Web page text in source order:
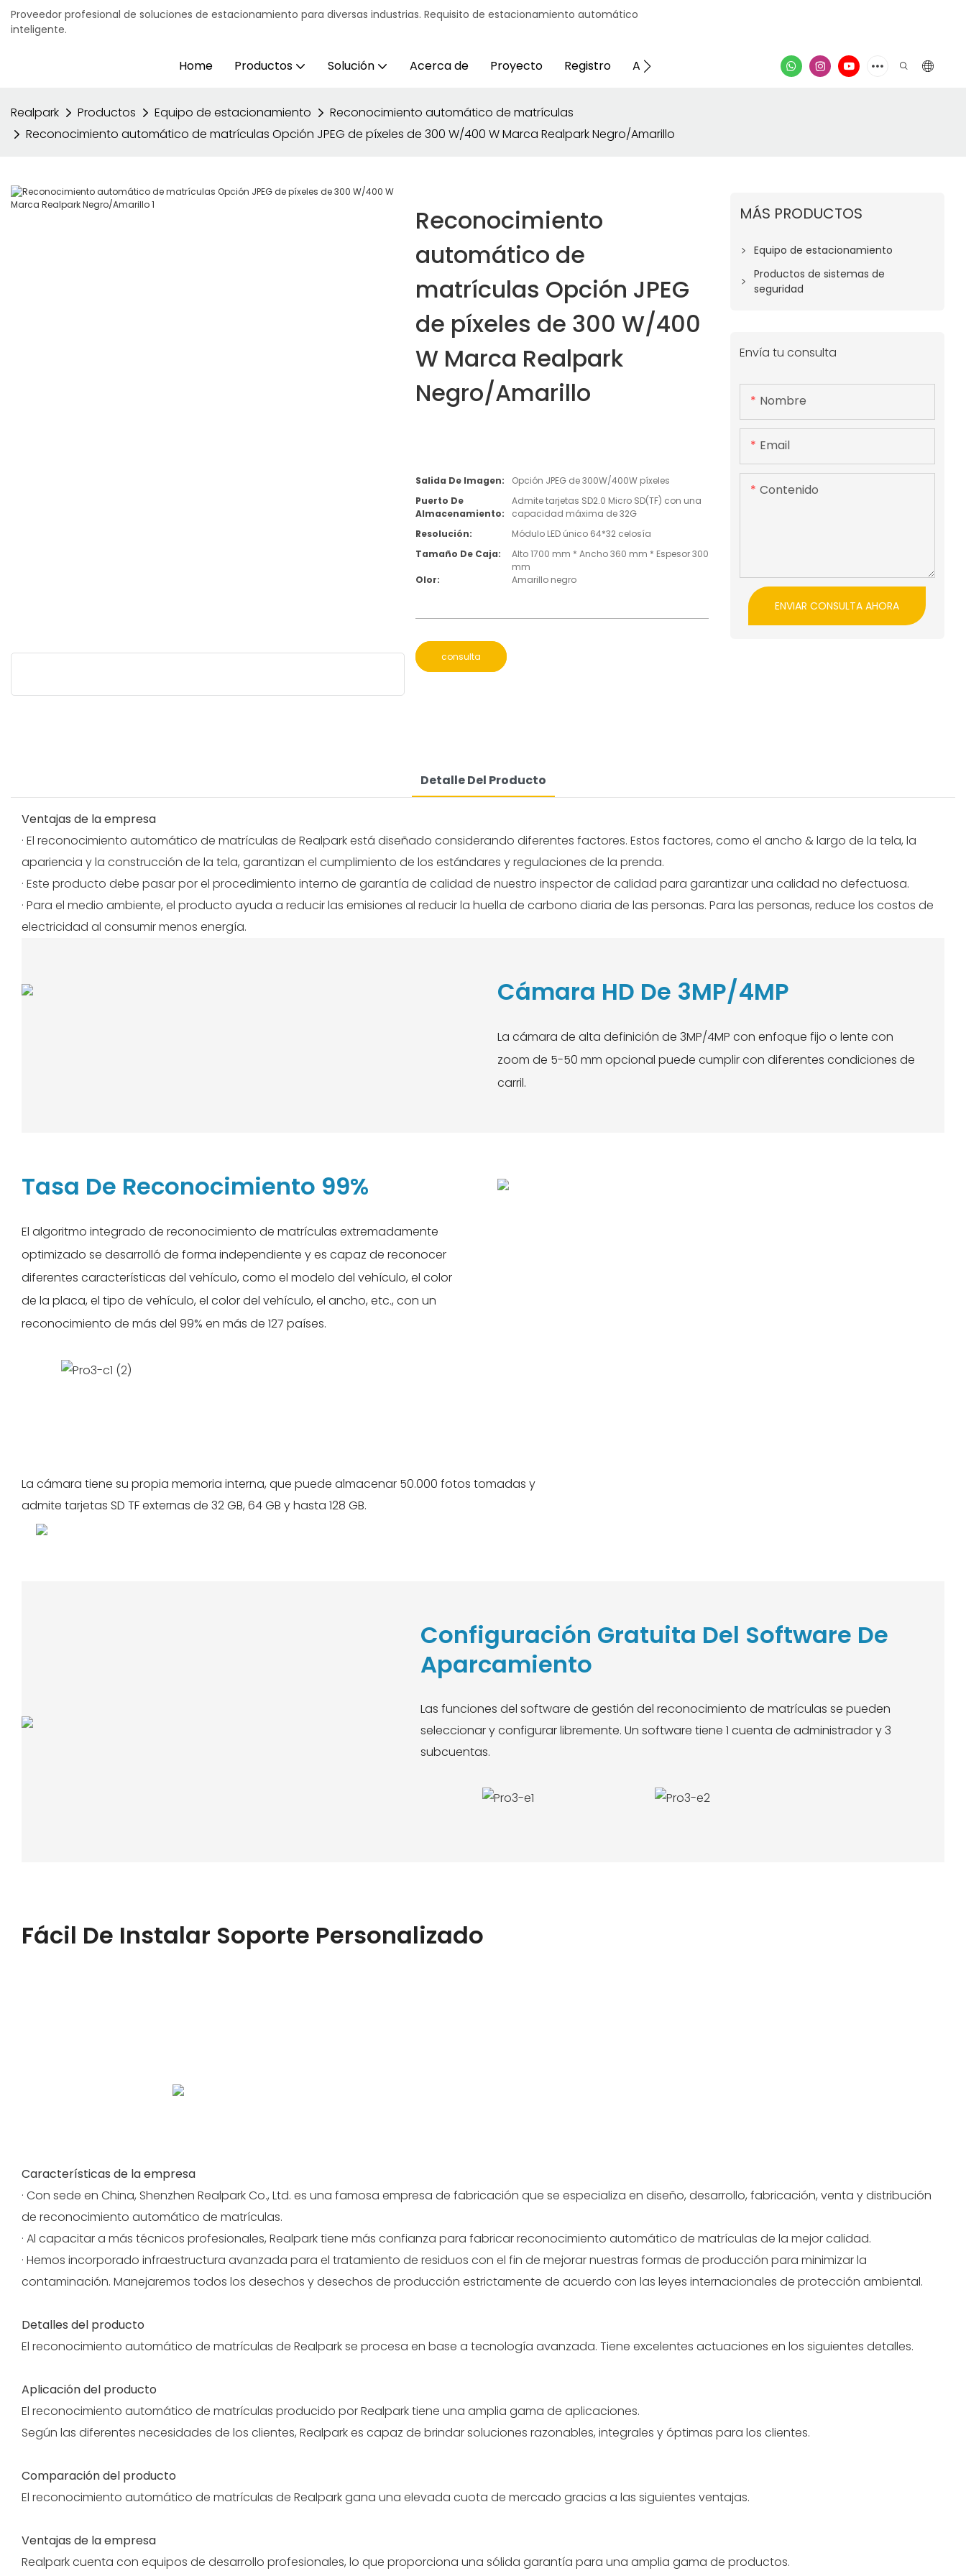
Proveedor profesional de soluciones de estacionamiento para diversas industrias. Requisito de estacionamiento automático
inteligente.
Home Productos Solución Acerca de Proyecto Registro Apoyo video
Realpark Productos Equipo de estacionamiento
Reconocimiento automático de matrículas
Reconocimiento automático de matrículas Opción JPEG de píxeles de 300 W/400 W Marca Realpark Negro/Amarillo
Reconocimiento
automático de
matrículas Opción JPEG
de píxeles de 300 W/400
W Marca Realpark
Negro/Amarillo
Salida De Imagen:
Opción JPEG de 300W/400W píxeles
Puerto De
Almacenamiento:
Admite tarjetas SD2.0 Micro SD(TF) con una
capacidad máxima de 32G
Resolución:
Módulo LED único 64*32 celosía
Tamaño De Caja:
Alto 1700 mm * Ancho 360 mm * Espesor 300
mm
Olor:
Amarillo negro
consulta
MÁS PRODUCTOS
Equipo de estacionamiento
Productos de sistemas de
seguridad
Envía tu consulta
Nombre
Email
Contenido
ENVIAR CONSULTA AHORA
Detalle Del Producto
Ventajas de la empresa
· El reconocimiento automático de matrículas de Realpark está diseñado considerando diferentes factores. Estos factores, como el ancho & largo de la tela, la
apariencia y la construcción de la tela, garantizan el cumplimiento de los estándares y regulaciones de la prenda.
· Este producto debe pasar por el procedimiento interno de garantía de calidad de nuestro inspector de calidad para garantizar una calidad no defectuosa.
· Para el medio ambiente, el producto ayuda a reducir las emisiones al reducir la huella de carbono diaria de las personas. Para las personas, reduce los costos de
electricidad al consumir menos energía.
Cámara HD De 3MP/4MP
La cámara de alta definición de 3MP/4MP con enfoque fijo o lente con
zoom de 5-50 mm opcional puede cumplir con diferentes condiciones de
carril.
Tasa De Reconocimiento 99%
El algoritmo integrado de reconocimiento de matrículas extremadamente
optimizado se desarrolló de forma independiente y es capaz de reconocer
diferentes características del vehículo, como el modelo del vehículo, el color
de la placa, el tipo de vehículo, el color del vehículo, el ancho, etc., con un
reconocimiento de más del 99% en más de 127 países.
La cámara tiene su propia memoria interna, que puede almacenar 50.000 fotos tomadas y
admite tarjetas SD TF externas de 32 GB, 64 GB y hasta 128 GB.
Configuración Gratuita Del Software De
Aparcamiento
Las funciones del software de gestión del reconocimiento de matrículas se pueden
seleccionar y configurar libremente. Un software tiene 1 cuenta de administrador y 3
subcuentas.
Fácil De Instalar Soporte Personalizado
Características de la empresa
· Con sede en China, Shenzhen Realpark Co., Ltd. es una famosa empresa de fabricación que se especializa en diseño, desarrollo, fabricación, venta y distribución
de reconocimiento automático de matrículas.
· Al capacitar a más técnicos profesionales, Realpark tiene más confianza para fabricar reconocimiento automático de matrículas de la mejor calidad.
· Hemos incorporado infraestructura avanzada para el tratamiento de residuos con el fin de mejorar nuestras formas de producción para minimizar la
contaminación. Manejaremos todos los desechos y desechos de producción estrictamente de acuerdo con las leyes internacionales de protección ambiental.
Detalles del producto
El reconocimiento automático de matrículas de Realpark se procesa en base a tecnología avanzada. Tiene excelentes actuaciones en los siguientes detalles.
Aplicación del producto
El reconocimiento automático de matrículas producido por Realpark tiene una amplia gama de aplicaciones.
Según las diferentes necesidades de los clientes, Realpark es capaz de brindar soluciones razonables, integrales y óptimas para los clientes.
Comparación del producto
El reconocimiento automático de matrículas de Realpark gana una elevada cuota de mercado gracias a las siguientes ventajas.
Ventajas de la empresa
Realpark cuenta con equipos de desarrollo profesionales, lo que proporciona una sólida garantía para una amplia gama de productos.